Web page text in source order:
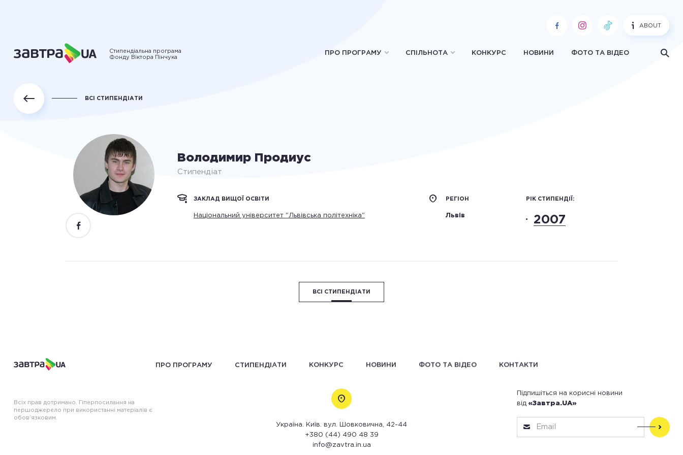
ABOUT
Стипендіальна програма
Фонду Віктора Пінчука
ПРО ПРОГРАМУ СПІЛЬНОТА КОНКУРС НОВИНИ ФОТО ТА ВІДЕО
ВСІ СТИПЕНДІАТИ
Володимир Продиус
Стипендіат
ЗАКЛАД ВИЩОЇ ОСВІТИ
Національний університет "Львівська політехніка"
РЕГІОН
Львів
РІК СТИПЕНДІЇ:
2007
ВСІ СТИПЕНДІАТИ
ПРО ПРОГРАМУ СТИПЕНДІАТИ КОНКУРС НОВИНИ ФОТО ТА ВІДЕО КОНТАКТИ
Всіх прав дотримано. Гіперпосилання на
першоджерело при використанні матеріалів є
обов’язковим.
Україна. Київ. вул. Шовковична, 42-44
+380 (44) 490 48 39
info@zavtra.in.ua
Підпишіться на корисні новини
від «Завтра.UA»